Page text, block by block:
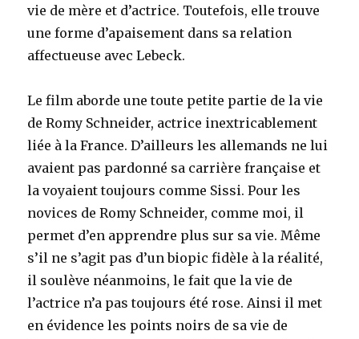
vie de mère et d’actrice. Toutefois, elle trouve
une forme d’apaisement dans sa relation
affectueuse avec Lebeck.
Le film aborde une toute petite partie de la vie
de Romy Schneider, actrice inextricablement
liée à la France. D’ailleurs les allemands ne lui
avaient pas pardonné sa carrière française et
la voyaient toujours comme Sissi. Pour les
novices de Romy Schneider, comme moi, il
permet d’en apprendre plus sur sa vie. Même
s’il ne s’agit pas d’un biopic fidèle à la réalité,
il soulève néanmoins, le fait que la vie de
l’actrice n’a pas toujours été rose. Ainsi il met
en évidence les points noirs de sa vie de